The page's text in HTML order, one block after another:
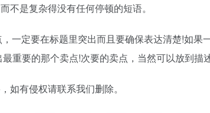
不是复杂得没有任何停顿的短语。
一定要在标题里突出而且要确保表达清楚!如果
重要的那个卖点!次要的卖点，当然可以放到描述
如有侵权请联系我们删除。